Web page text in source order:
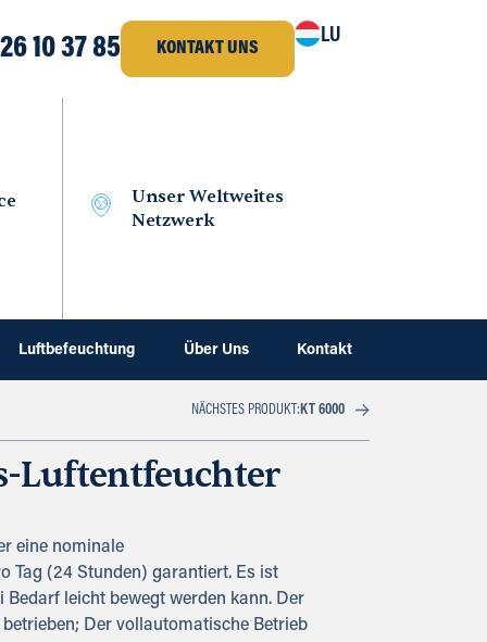
10 37 85 KONTAKT UNS
LU
Unser Weltweites
Netzwerk
Luftbefeuchtung Über Uns Kontakt
NÄCHSTES PRODUKT: KT 6000
Luftentfeuchter
eine nominale
Tag (24 Stunden) garantiert. Es ist
Bedarf leicht bewegt werden kann. Der
Der vollautomatische Betrieb